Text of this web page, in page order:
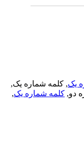
یک, کلمه شماره یک,
دو,کلمه شماره یک,